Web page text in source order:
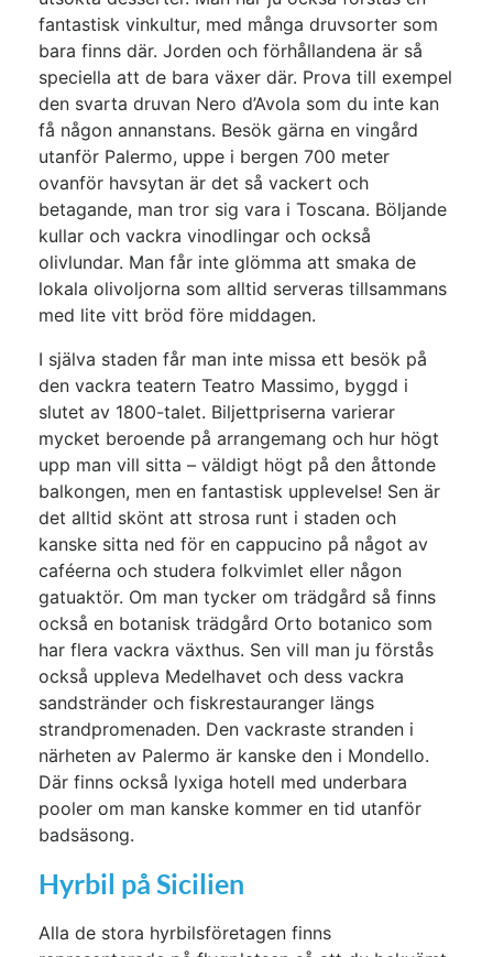
fantastisk vinkultur, med många druvsorter som
bara finns där. Jorden och förhållandena är så
speciella att de bara växer där. Prova till exempel
den svarta druvan Nero d’Avola som du inte kan
få någon annanstans. Besök gärna en vingård
utanför Palermo, uppe i bergen 700 meter
ovanför havsytan är det så vackert och
betagande, man tror sig vara i Toscana. Böljande
kullar och vackra vinodlingar och också
olivlundar. Man får inte glömma att smaka de
lokala olivoljorna som alltid serveras tillsammans
med lite vitt bröd före middagen.
I själva staden får man inte missa ett besök på
den vackra teatern Teatro Massimo, byggd i
slutet av 1800-talet. Biljettpriserna varierar
mycket beroende på arrangemang och hur högt
upp man vill sitta – väldigt högt på den åttonde
balkongen, men en fantastisk upplevelse! Sen är
det alltid skönt att strosa runt i staden och
kanske sitta ned för en cappucino på något av
caféerna och studera folkvimlet eller någon
gatuaktör. Om man tycker om trädgård så finns
också en botanisk trädgård Orto botanico som
har flera vackra växthus. Sen vill man ju förstås
också uppleva Medelhavet och dess vackra
sandstränder och fiskrestauranger längs
strandpromenaden. Den vackraste stranden i
närheten av Palermo är kanske den i Mondello.
Där finns också lyxiga hotell med underbara
pooler om man kanske kommer en tid utanför
badsäsong.
Hyrbil på Sicilien
Alla de stora hyrbilsföretagen finns